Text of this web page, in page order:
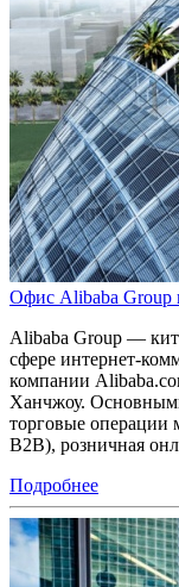
Офис Alibaba Group
Alibaba Group —
сфере интернет-
компании
Ханчжоу.
торговые операции
B2B), розничная
Подробнее